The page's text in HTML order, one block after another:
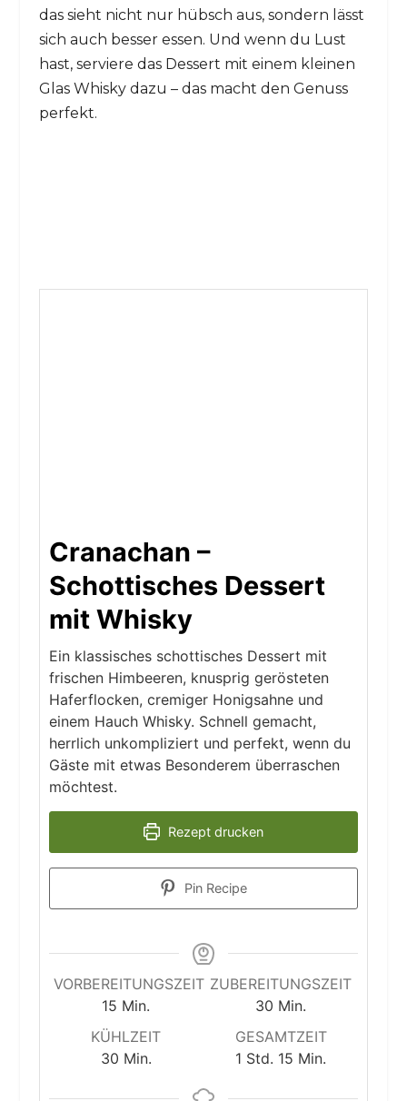
das sieht nicht nur hübsch aus, sondern lässt
sich auch besser essen. Und wenn du Lust
hast, serviere das Dessert mit einem kleinen
Glas Whisky dazu – das macht den Genuss
perfekt.
Cranachan –
Schottisches Dessert
mit Whisky
Ein klassisches schottisches Dessert mit
frischen Himbeeren, knusprig gerösteten
Haferflocken, cremiger Honigsahne und
einem Hauch Whisky. Schnell gemacht,
herrlich unkompliziert und perfekt, wenn du
Gäste mit etwas Besonderem überraschen
möchtest.
Rezept drucken
Pin Recipe
VORBEREITUNGSZEIT
15 Minuten
Min.
ZUBEREITUNGSZEIT
30 Minuten
Min.
KÜHLZEIT
30Minuten
Min.
GESAMTZEIT
1 Stunde
Std. 15 Minuten
Min.